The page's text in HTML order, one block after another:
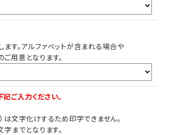
す。アルファベットが含まれる場合や
用意となります。
ご入力ください。
文字化けするため印字できません。
までとなります。